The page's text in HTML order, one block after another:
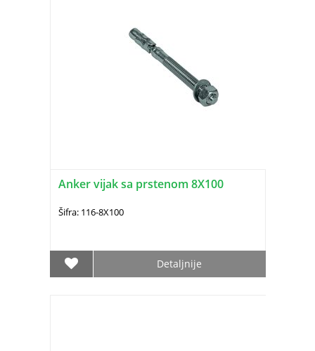
Anker vijak sa prstenom 8X100
Šifra: 116-8X100
Detaljnije